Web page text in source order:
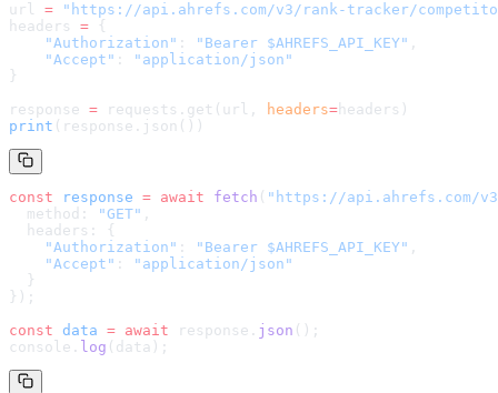
url = " https://api.ahrefs.com/v3/rank-tracker/
headers = {
    "Authorization"
: "Bearer $AHREFS_API_KEY" ,
    "Accept"
:
"application/json"
}
response = requests.get(url, headers= headers )
print (response.json())
const response = await fetch ( " https://api.ahrefs.com/
  method:
"GET" ,
  headers: {
    "Authorization"
: "Bearer $AHREFS_API_KEY" ,
    "Accept"
:
"application/json"
  }
});
const data = await response. json ();
console. log (data);